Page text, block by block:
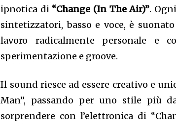
ipnotica di “Change (In The Air)”.
sintetizzatori, basso e voce, è
lavoro radicalmente personale e
sperimentazione e groove.
Il sound riesce ad essere creativo e
Man”, passando per uno stile più
sorprendere con l’elettronica di